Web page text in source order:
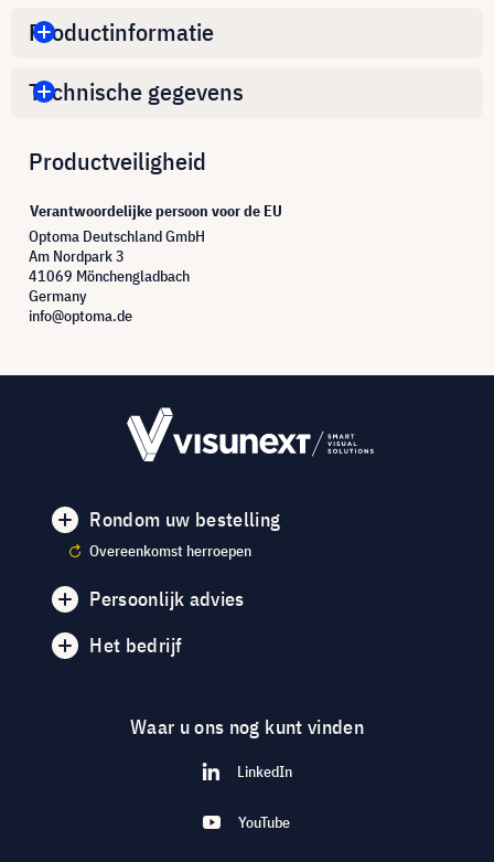
Productinformatie
Technische gegevens
Productveiligheid
Verantwoordelijke persoon voor de EU
Optoma Deutschland GmbH
Am Nordpark 3
41069 Mönchengladbach
Germany
info@optoma.de
Rondom uw bestelling
Overeenkomst herroepen
Persoonlijk advies
Het bedrijf
Waar u ons nog kunt vinden
LinkedIn
YouTube